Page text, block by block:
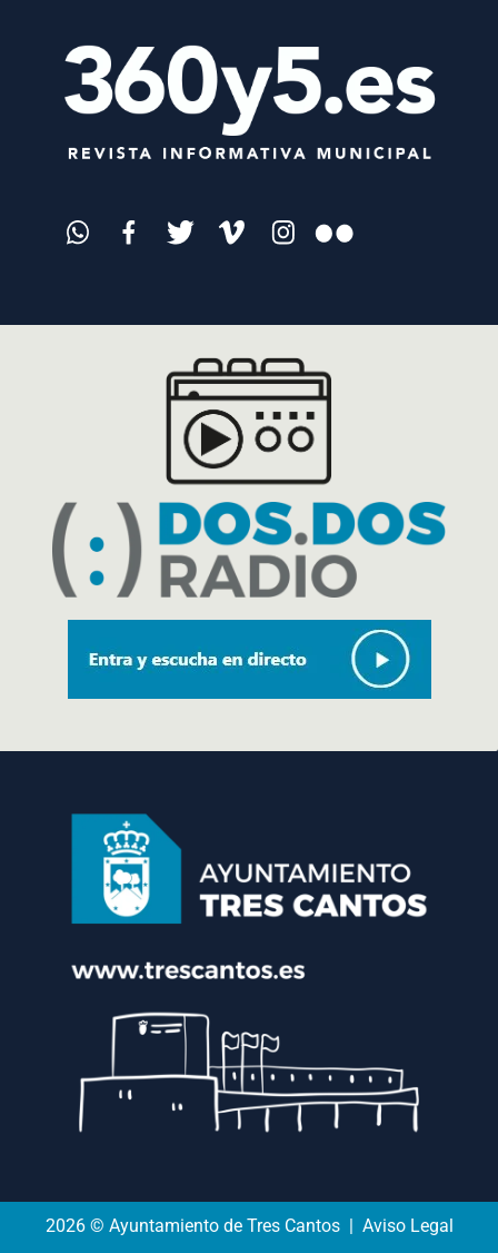
2026 © Ayuntamiento de Tres Cantos | Aviso Legal